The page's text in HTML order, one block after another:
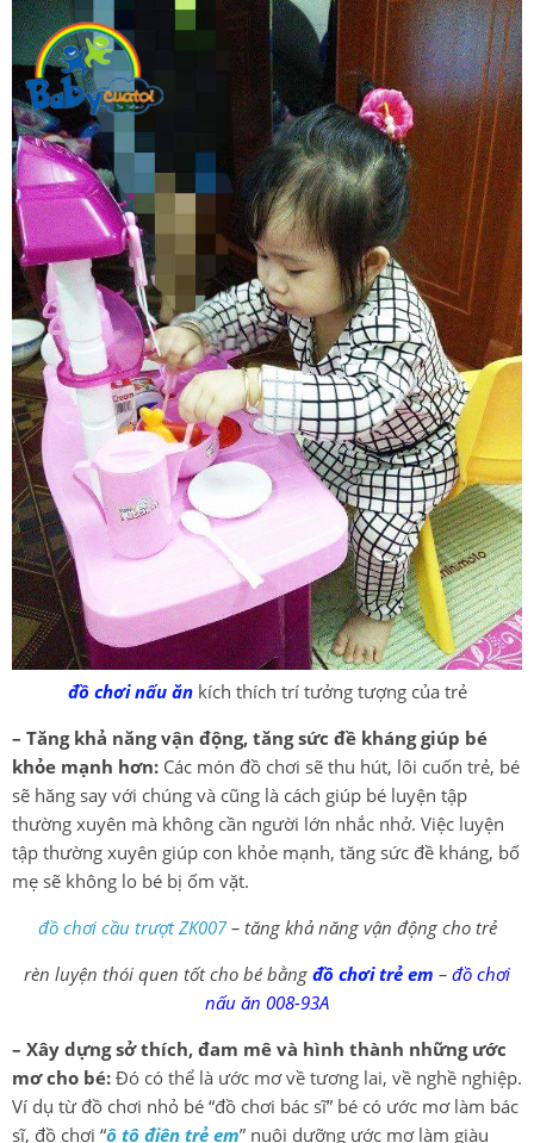
đồ chơi nấu ănkích thích trí tưởng tượng của trẻ
– Tăng khả năng vận động, tăng sức đề kháng giúp bé
khỏe mạnh hơn: Các món đồ chơi sẽ thu hút, lôi cuốn trẻ, bé
sẽ hăng say với chúng và cũng là cách giúp bé luyện tập
thường xuyên mà không cần người lớn nhắc nhở. Việc luyện
tập thường xuyên giúp con khỏe mạnh, tăng sức đề kháng, bố
mẹ sẽ không lo bé bị ốm vặt.
đồ chơi cầu trượt ZK007– tăng khả năng vận động cho trẻ
rèn luyện thói quen tốt cho bé bằng đồ chơi trẻ em – đồ chơi
nấu ăn 008-93A
– Xây dựng sở thích, đam mê và hình thành những ước
mơ cho bé: Đó có thể là ước mơ về tương lai, về nghề nghiệp.
Ví dụ từ đồ chơi nhỏ bé “đồ chơi bác sĩ” bé có ước mơ làm bác
sĩ, đồ chơi “ô tô điện trẻ em” nuôi dưỡng ước mơ làm giàu